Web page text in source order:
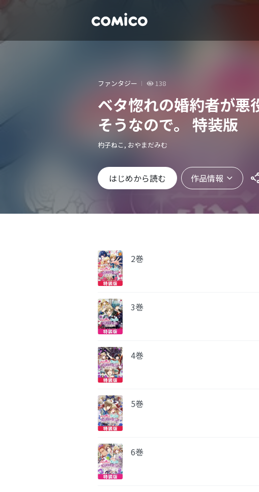
ファンタジー 138
ベタ惚れの婚約者が悪
そうなので。 特装版
杓子ねこ, おやまだみむ
はじめから読む 作品情報
2巻
3巻
4巻
5巻
6巻